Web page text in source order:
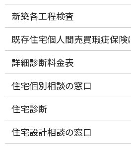
新築各工程検査
既存住宅個人間売買瑕疵保険
詳細診断料金表
住宅個別相談の窓口
住宅診断
住宅設計相談の窓口